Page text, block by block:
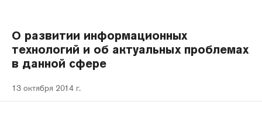
О развитии информационных
технологий и об актуальных проблемах
в данной сфере
13 октября 2014 г.